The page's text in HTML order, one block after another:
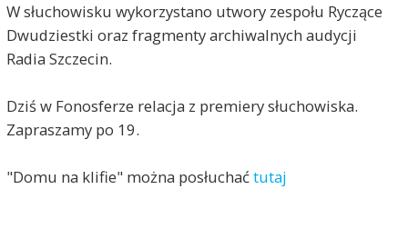
W słuchowisku wykorzystano utwory zespołu Ryczące
Dwudziestki oraz fragmenty archiwalnych audycji
Radia Szczecin.
Dziś w Fonosferze relacja z premiery słuchowiska.
Zapraszamy po 19.
"Domu na klifie" można posłuchaćtutaj